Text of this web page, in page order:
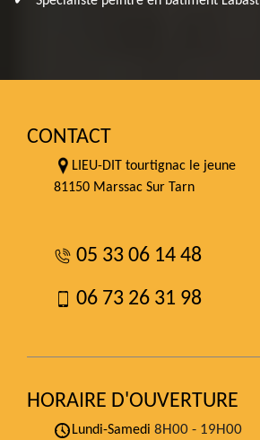
CONTACT
LIEU-DIT tourtignac le jeune
81150 Marssac Sur Tarn
05 33 06 14 48
06 73 26 31 98
HORAIRE D'OUVERTURE
Lundi-Samedi 8H00 - 19H00